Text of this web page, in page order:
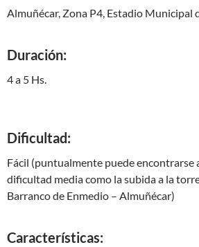
Almuñécar, Zona P4, Estadio Municipal
Duración:
4 a 5 Hs.
Dificultad:
Fácil (puntualmente puede encontrarse
dificultad media como la subida a la
Barranco de Enmedio – Almuñécar)
Características: